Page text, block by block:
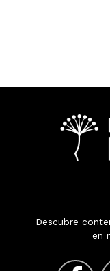
Descubre
en